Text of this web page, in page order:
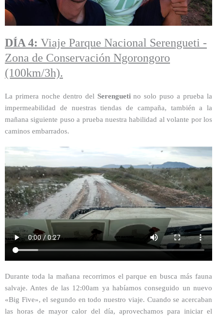
DÍA 4: Viaje Parque Nacional Serengueti -
Zona de Conservación Ngorongoro
(100km/3h).
La primera noche dentro del Serenguetino solo puso a prueba la
impermeabilidad de nuestras tiendas de campaña, también a la
mañana siguiente puso a prueba nuestra habilidad al volante por los
caminos embarrados.
Durante toda la mañana recorrimos el parque en busca más fauna
salvaje. Antes de las 12:00am ya habíamos conseguido un nuevo
«Big Five», el segundo en todo nuestro viaje. Cuando se acercaban
las horas de mayor calor del día, aprovechamos para iniciar el